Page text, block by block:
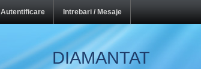
Autentificare Intrebari / Mesaje
DIAMANTAT